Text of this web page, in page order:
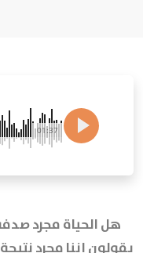
01:37
هل الحياة مجرد
يقولون إننا مجرد